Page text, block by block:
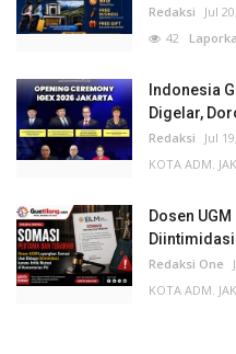
Redaksi Jul
42
Indonesia
Digelar,
Redaksi Jul
KOTA ADM.
Dosen
Redaksi One
KOTA ADM.